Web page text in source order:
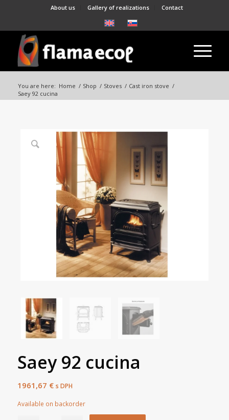
About us Gallery of realizations Contact
You are here: Home / Shop / Stoves / Cast iron stove /
Saey 92 cucina
Saey 92 cucina
1961,67 € s DPH
Available on backorder